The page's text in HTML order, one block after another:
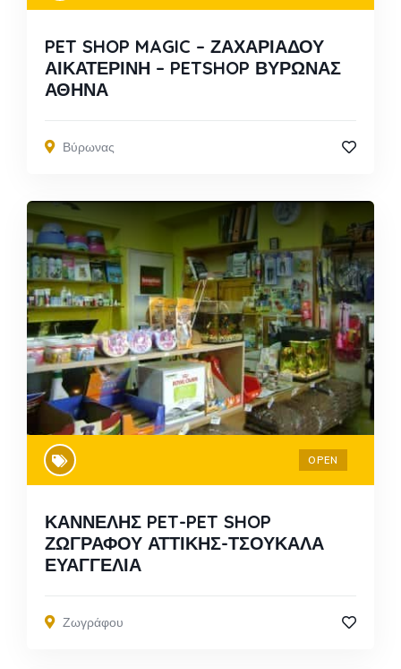
PET SHOP MAGIC – ΖΑΧΑΡΙΑΔΟΥ
ΑΙΚΑΤΕΡΙΝΗ – PETSHOP ΒΥΡΩΝΑΣ
ΑΘΗΝΑ
Βύρωνας
OPEN
ΚΑΝΝΕΛΗΣ PET-PET SHOP
ΖΩΓΡΑΦΟΥ ΑΤΤΙΚΗΣ-ΤΣΟΥΚΑΛΑ
ΕΥΑΓΓΕΛΙΑ
Ζωγράφου